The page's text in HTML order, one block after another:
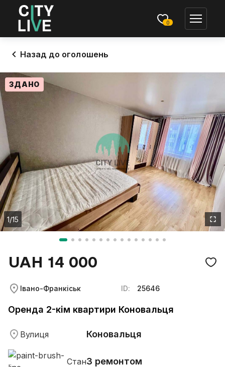
0
Назад до оголошень
ЗДАНО
1/15
UAH 14 000
Івано-Франкіськ ID: 25646
Оренда 2-кім квартири Коновальця
Вулиця Коновальця
СтанЗ ремонтом